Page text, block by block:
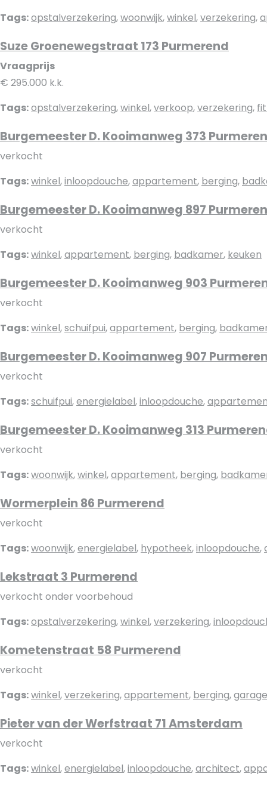
Tags:opstalverzekering,woonwijk,winkel,verzekering,
Suze Groenewegstraat 173 Purmerend
Vraagprijs
€ 295.000 k.k.
Tags:opstalverzekering,winkel,verkoop,verzekering,
Burgemeester D. Kooimanweg 373
verkocht
Tags:winkel,inloopdouche,appartement, berging,
Burgemeester D. Kooimanweg 897
verkocht
Tags:winkel,appartement, berging, badkamer, keuken
Burgemeester D. Kooimanweg 903
verkocht
Tags:winkel,schuifpui,appartement, berging,
Burgemeester D. Kooimanweg 907
verkocht
Tags:schuifpui,energielabel,inloopdouche,
Burgemeester D. Kooimanweg 313
verkocht
Tags:woonwijk,winkel,appartement, berging,
Wormerplein 86 Purmerend
verkocht
Tags:woonwijk,energielabel, hypotheek,inloopdouche,
Lekstraat 3 Purmerend
verkocht onder voorbehoud
Tags:opstalverzekering,winkel,verzekering,
Kometenstraat 58 Purmerend
verkocht
Tags:winkel,verzekering,appartement, berging,garage
Pieter van der Werfstraat 71 Amsterdam
verkocht
Tags:winkel,energielabel,inloopdouche,architect,